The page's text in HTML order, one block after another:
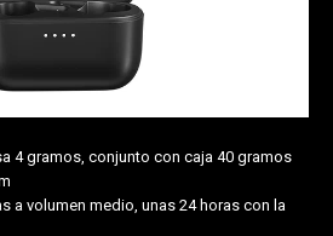
4 gramos, conjunto con caja 40 gramos
a volumen medio, unas 24 horas con la